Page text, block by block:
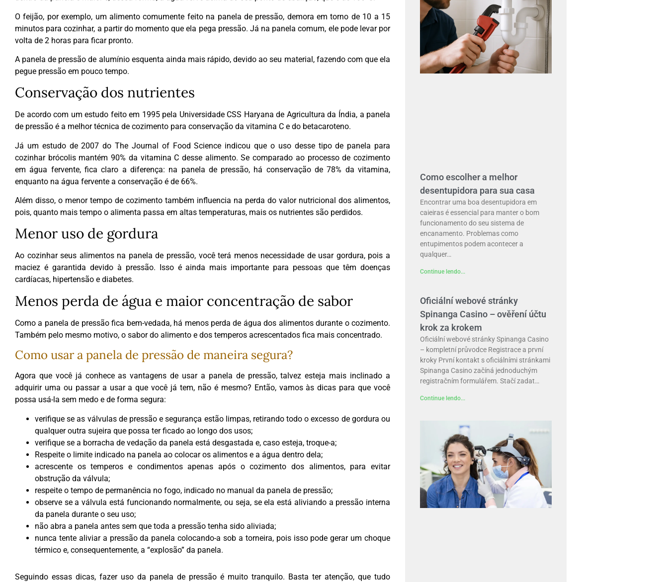
O feijão, por exemplo, um alimento comumente feito na panela de pressão, demora em torno de 10 a 15
minutos para cozinhar, a partir do momento que ela pega pressão. Já na panela comum, ele pode levar por
volta de 2 horas para ficar pronto.
A panela de pressão de alumínio esquenta ainda mais rápido, devido ao seu material, fazendo com que ela
pegue pressão em pouco tempo.
Conservação dos nutrientes
De acordo com um estudo feito em 1995 pela Universidade CSS Haryana de Agricultura da Índia, a panela
de pressão é a melhor técnica de cozimento para conservação da vitamina C e do betacaroteno.
Já um estudo de 2007 do The Journal of Food Science indicou que o uso desse tipo de panela para
cozinhar brócolis mantém 90% da vitamina C desse alimento. Se comparado ao processo de cozimento
em água fervente, fica claro a diferença: na panela de pressão, há conservação de 78% da vitamina,
enquanto na água fervente a conservação é de 66%.
Além disso, o menor tempo de cozimento também influencia na perda do valor nutricional dos alimentos,
pois, quanto mais tempo o alimenta passa em altas temperaturas, mais os nutrientes são perdidos.
Menor uso de gordura
Ao cozinhar seus alimentos na panela de pressão, você terá menos necessidade de usar gordura, pois a
maciez é garantida devido à pressão. Isso é ainda mais importante para pessoas que têm doenças
cardíacas, hipertensão e diabetes.
Menos perda de água e maior concentração de sabor
Como a panela de pressão fica bem-vedada, há menos perda de água dos alimentos durante o cozimento.
Também pelo mesmo motivo, o sabor do alimento e dos temperos acrescentados fica mais concentrado.
Como usar a panela de pressão de maneira segura?
Agora que você já conhece as vantagens de usar a panela de pressão, talvez esteja mais inclinado a
adquirir uma ou passar a usar a que você já tem, não é mesmo? Então, vamos às dicas para que você
possa usá-la sem medo e de forma segura:
verifique se as válvulas de pressão e segurança estão limpas, retirando todo o excesso de gordura ou
qualquer outra sujeira que possa ter ficado ao longo dos usos;
verifique se a borracha de vedação da panela está desgastada e, caso esteja, troque-a;
Respeite o limite indicado na panela ao colocar os alimentos e a água dentro dela;
acrescente os temperos e condimentos apenas após o cozimento dos alimentos, para evitar
obstrução da válvula;
respeite o tempo de permanência no fogo, indicado no manual da panela de pressão;
observe se a válvula está funcionando normalmente, ou seja, se ela está aliviando a pressão interna
da panela durante o seu uso;
não abra a panela antes sem que toda a pressão tenha sido aliviada;
nunca tente aliviar a pressão da panela colocando-a sob a torneira, pois isso pode gerar um choque
térmico e, consequentemente, a “explosão” da panela.
Seguindo essas dicas, fazer uso da panela de pressão é muito tranquilo. Basta ter atenção, que tudo
Como escolher a melhor
desentupidora para sua casa
Encontrar uma boa desentupidora em
caieiras é essencial para manter o bom
funcionamento do seu sistema de
encanamento. Problemas como
entupimentos podem acontecer a
qualquer…
Continue lendo...
Oficiální webové stránky
Spinanga Casino – ověření účtu
krok za krokem
Oficiální webové stránky Spinanga Casino
– kompletní průvodce Registrace a první
kroky První kontakt s oficiálními stránkami
Spinanga Casino začíná jednoduchým
registračním formulářem. Stačí zadat…
Continue lendo...